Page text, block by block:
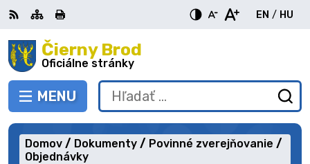
Preskočiť
na
obsah Čierny Brod
Oficiálne stránky
PREPNÚŤ
MENU
RSS MapaTlačiť
EN
English
/ HU
Hľadať:
Domov Dokumenty
Povinné zverejňovanie
Objednávky